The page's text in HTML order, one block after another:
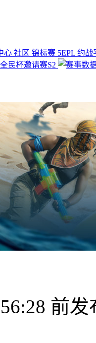
心 社区 锦标赛 5EPL 约战
民杯邀请赛S2
前